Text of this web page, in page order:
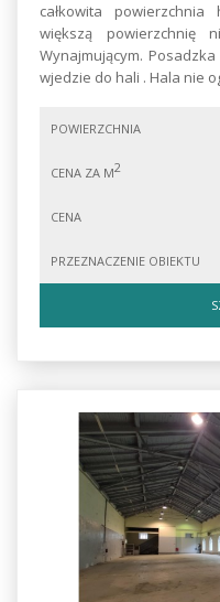
całkowita
większą
Wynajmującym.
wjedzie do hali . Hala nie
POWIERZCHNIA
CENA ZA M2
CENA
PRZEZNACZENIE OBIEKTU